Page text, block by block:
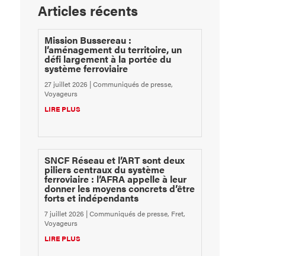
Articles récents
Mission Bussereau :
l’aménagement du territoire, un
défi largement à la portée du
système ferroviaire
27 juillet 2026 |Communiqués de presse,
Voyageurs
LIRE PLUS
SNCF Réseau et l’ART sont deux
piliers centraux du système
ferroviaire : l’AFRA appelle à leur
donner les moyens concrets d’être
forts et indépendants
7 juillet 2026 |Communiqués de presse, Fret,
Voyageurs
LIRE PLUS